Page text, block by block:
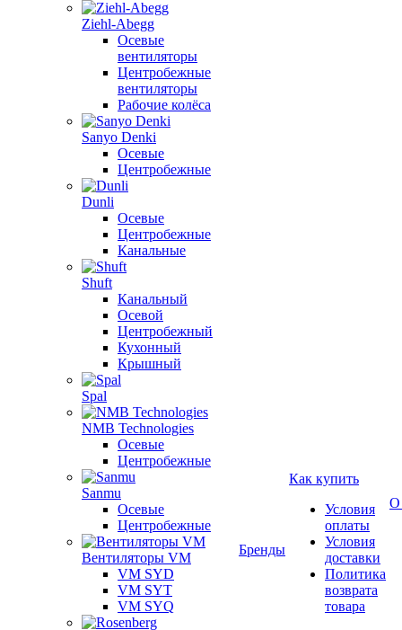
Ziehl-Abegg
Осевые
вентиляторы
Центробежные
вентиляторы
Рабочие колёса
Sanyo Denki
Осевые
Центробежные
Dunli
Осевые
Центробежные
Канальные
Shuft
Канальный
Осевой
Центробежный
Кухонный
Крышный
Spal
NMB Technologies
Осевые
Центробежные
Sanmu
Осевые
Центробежные
Вентиляторы VM
VM SYD
VM SYT
VM SYQ
Бренды
Как купить
Условия
оплаты
Условия
доставки
Политика
возврата
товара
О